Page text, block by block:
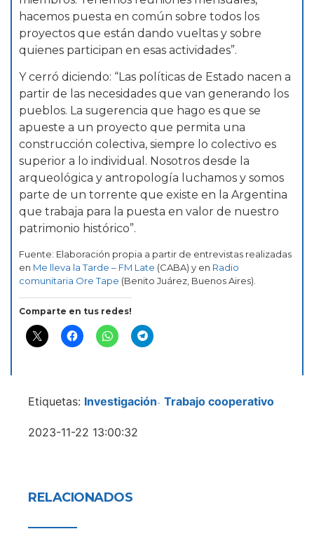
hacemos puesta en común sobre todos los
proyectos que están dando vueltas y sobre
quienes participan en esas actividades”.
Y cerró diciendo: “Las políticas de Estado nacen a
partir de las necesidades que van generando los
pueblos. La sugerencia que hago es que se
apueste a un proyecto que permita una
construcción colectiva, siempre lo colectivo es
superior a lo individual. Nosotros desde la
arqueológica y antropología luchamos y somos
parte de un torrente que existe en la Argentina
que trabaja para la puesta en valor de nuestro
patrimonio histórico”.
Fuente: Elaboración propia a partir de entrevistas realizadas
en Me lleva la Tarde – FM Late (CABA) y en Radio
comunitaria Ore Tape (Benito Juárez, Buenos Aires).
Comparte en tus redes!
Etiquetas: Investigación- Trabajo cooperativo
2023-11-22 13:00:32
RELACIONADOS